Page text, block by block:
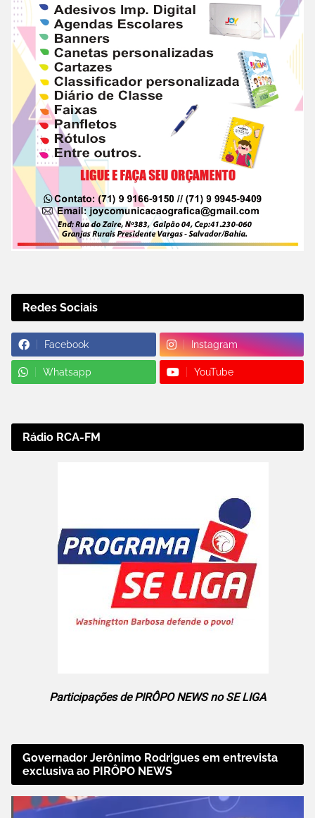
Redes Sociais
Facebook Instagram
Whatsapp YouTube
Rádio RCA-FM
Participações de PIRÔPO NEWS no SE LIGA
Governador Jerônimo Rodrigues em entrevista
exclusiva ao PIRÔPO NEWS